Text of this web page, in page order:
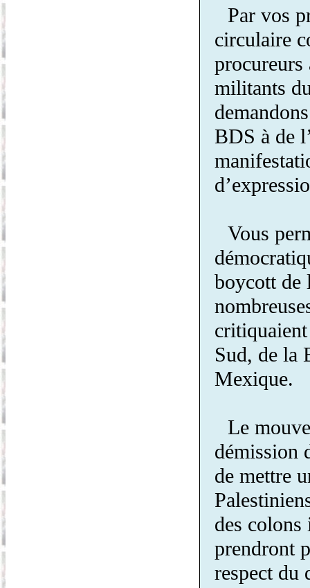
Par vos
circulaire
procureurs
militants
BDS à de
Vous
boycott de
Sud, de la
Mexique.
Le
démission
de mettre
des colons
prendront
respect du